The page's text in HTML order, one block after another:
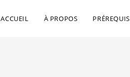
ACCUEIL À PROPOS PRÉREQUIS